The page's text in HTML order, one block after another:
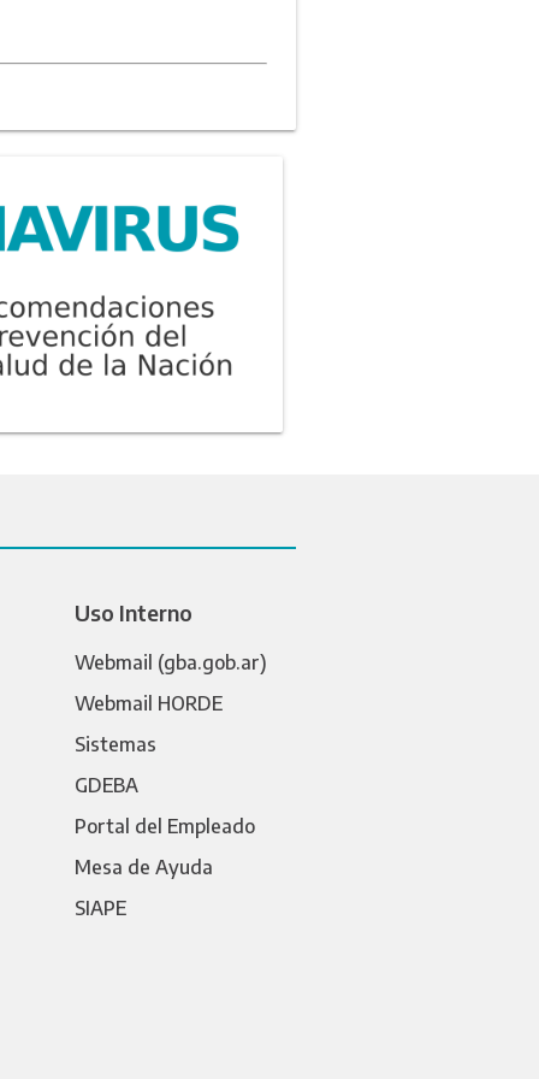
Uso Interno
Webmail (gba.gob.ar)
Webmail HORDE
Sistemas
GDEBA
Portal del Empleado
Mesa de Ayuda
SIAPE